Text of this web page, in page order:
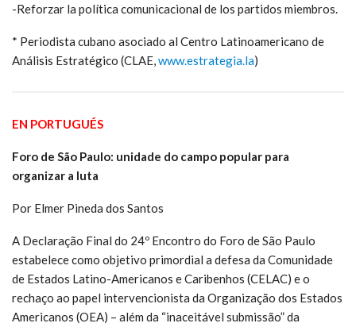
-Reforzar la política comunicacional de los partidos miembros.
* Periodista cubano asociado al Centro Latinoamericano de
Análisis Estratégico (CLAE, www.estrategia.la)
EN PORTUGUÉS
Foro de São Paulo: unidade do campo popular para
organizar a luta
Por Elmer Pineda dos Santos
A Declaração Final do 24º Encontro do Foro de São Paulo
estabelece como objetivo primordial a defesa da Comunidade
de Estados Latino-Americanos e Caribenhos (CELAC) e o
rechaço ao papel intervencionista da Organização dos Estados
Americanos (OEA) – além da “inaceitável submissão” da